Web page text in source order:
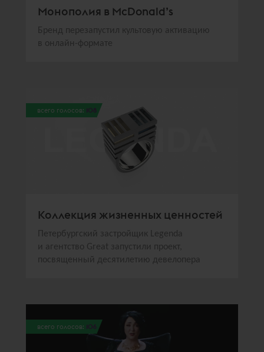
Монополия в McDonald’s
Бренд перезапустил культовую активацию
в онлайн-формате
всего голосов: 108
Коллекция жизненных ценностей
Петербургский застройщик Legenda
и агентство Great запустили проект,
посвященный десятилетию девелопера
всего голосов: 106